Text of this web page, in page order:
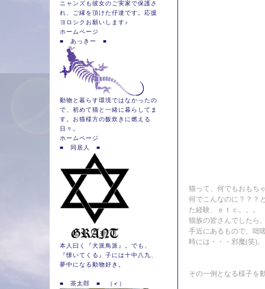
ニャンズも彼女のご実家で保護さ
れ、ご縁を頂けた仔達です。応援
ヨロシクお願いします♪
ホームページ
■ あっきー ■
動物と暮らす環境ではなかったの
で、初めて猫と一緒に暮らしてま
す。お猫様方の飯炊きに燃える
日々。
ホームページ
■ 同居人 ■
本人曰く『犬派鳥派』。でも、
『懐いてくる』子には十中八九、
夢中になる動物好き。
■ 茶太郎 ■ （♂）
猫って、何でもおもち
何でこんなのに？？？
た経験、ｅｔｃ。。。
猫族の皆さんでしたら
手近にあるもので、咄
時には・・・邪魔(笑)。
その一例となる様子を